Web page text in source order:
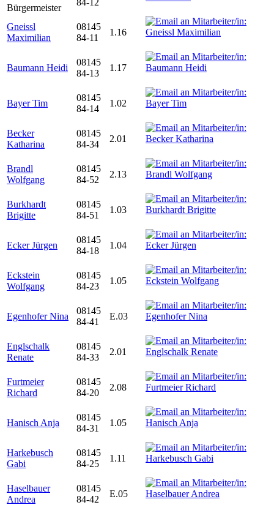
Bürgermeister
84-12
Gneissl
Maximilian
08145
84-11
1.16
Baumann Heidi
08145
84-13
1.17
Bayer Tim
08145
84-14
1.02
Becker
Katharina
08145
84-34
2.01
Brandl
Wolfgang
08145
84-52
2.13
Burkhardt
Brigitte
08145
84-51
1.03
Ecker Jürgen
08145
84-18
1.04
Eckstein
Wolfgang
08145
84-23
1.05
Egenhofer Nina
08145
84-41
E.03
Englschalk
Renate
08145
84-33
2.01
Furtmeier
Richard
08145
84-20
2.08
Hanisch Anja
08145
84-31
1.05
Harkebusch
Gabi
08145
84-25
1.11
Haselbauer
Andrea
08145
84-42
E.05